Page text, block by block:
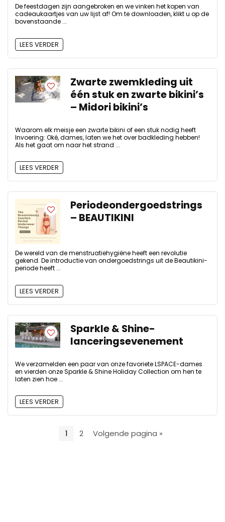
De feestdagen zijn aangebroken en we vinken het kopen van
cadeaukaartjes van uw lijst af! Om te downloaden, klikt u op de
bovenstaande ...
LEES VERDER
Zwarte zwemkleding uit
één stuk en zwarte bikini’s
– Midori bikini’s
Waarom elk meisje een zwarte bikini of een stuk nodig heeft
Invoering: Oké, dames, laten we het over badkleding hebben!
Als het gaat om naar het strand ...
LEES VERDER
Periodeondergoedstrings
– BEAUTIKINI
De wereld van de menstruatiehygiëne heeft een revolutie
gekend. De introductie van ondergoedstrings uit de Beautikini-
periode heeft ...
LEES VERDER
Sparkle & Shine-
lanceringsevenement
We verzamelden een paar van onze favoriete LSPACE-dames
en vierden onze Sparkle & Shine Holiday Collection om hen te
laten zien hoe ...
LEES VERDER
1 2 Volgende pagina »